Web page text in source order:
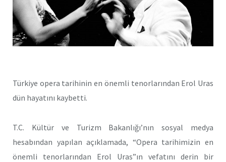
Türkiye opera tarihinin en önemli tenorlarından Erol Uras
dün hayatını kaybetti.
T.C. Kültür ve Turizm Bakanlığı’nın sosyal medya
hesabından yapılan açıklamada, “Opera tarihimizin en
önemli tenorlarından Erol Uras”ın vefatını derin bir